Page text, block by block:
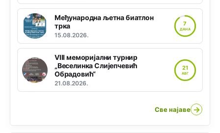
Међународна љетна биатлон
трка
15.08.2026.
7
ДАНА
VIII меморијални турнир
„Веселинка Слијепчевић
Обрадовић“
21.08.2026.
21
АВГ
Све најаве →